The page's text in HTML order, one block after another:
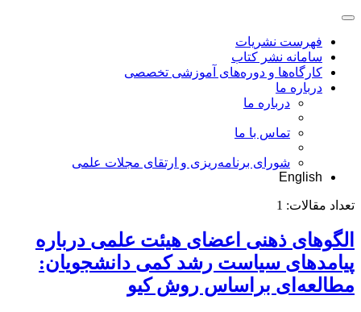
فهرست نشریات
سامانه نشر کتاب
کارگاه‌ها و دوره‌های آموزشی تخصصی
درباره ما
درباره ما
تماس با ما
شورای برنامه‌ریزی و ارتقای مجلات علمی
English
تعداد مقالات: 1
الگوهای ذهنی اعضای هیئت علمی درباره
پیامدهای سیاست رشد کمی دانشجویان:
مطالعه‌ای براساس روش کیو